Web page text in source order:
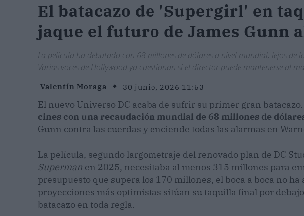
El batacazo de 'Supergirl' en
jaque el futuro de James Gunn
La película ha debutado con 68 millones de dólares a nivel mundial, lejos de
Varias voces de Hollywood ya cuestionan si el director puede mantenerse al
Valentín Moraga 30 junio, 2026 11:53
El nuevo Universo DC acaba de sufrir su primer gran batacazo.
cines con una recaudación mundial de 68 millones de
Gunn contra las cuerdas y enciende todas las alarmas en
La película, segundo largometraje del renovado plan de DC
Superman en 2025, necesitaba al menos 315 millones para
presupuesto que supera los 170 millones, el boca a boca no ha
proyecciones más optimistas sitúan su taquilla final por
batacazo en toda regla.